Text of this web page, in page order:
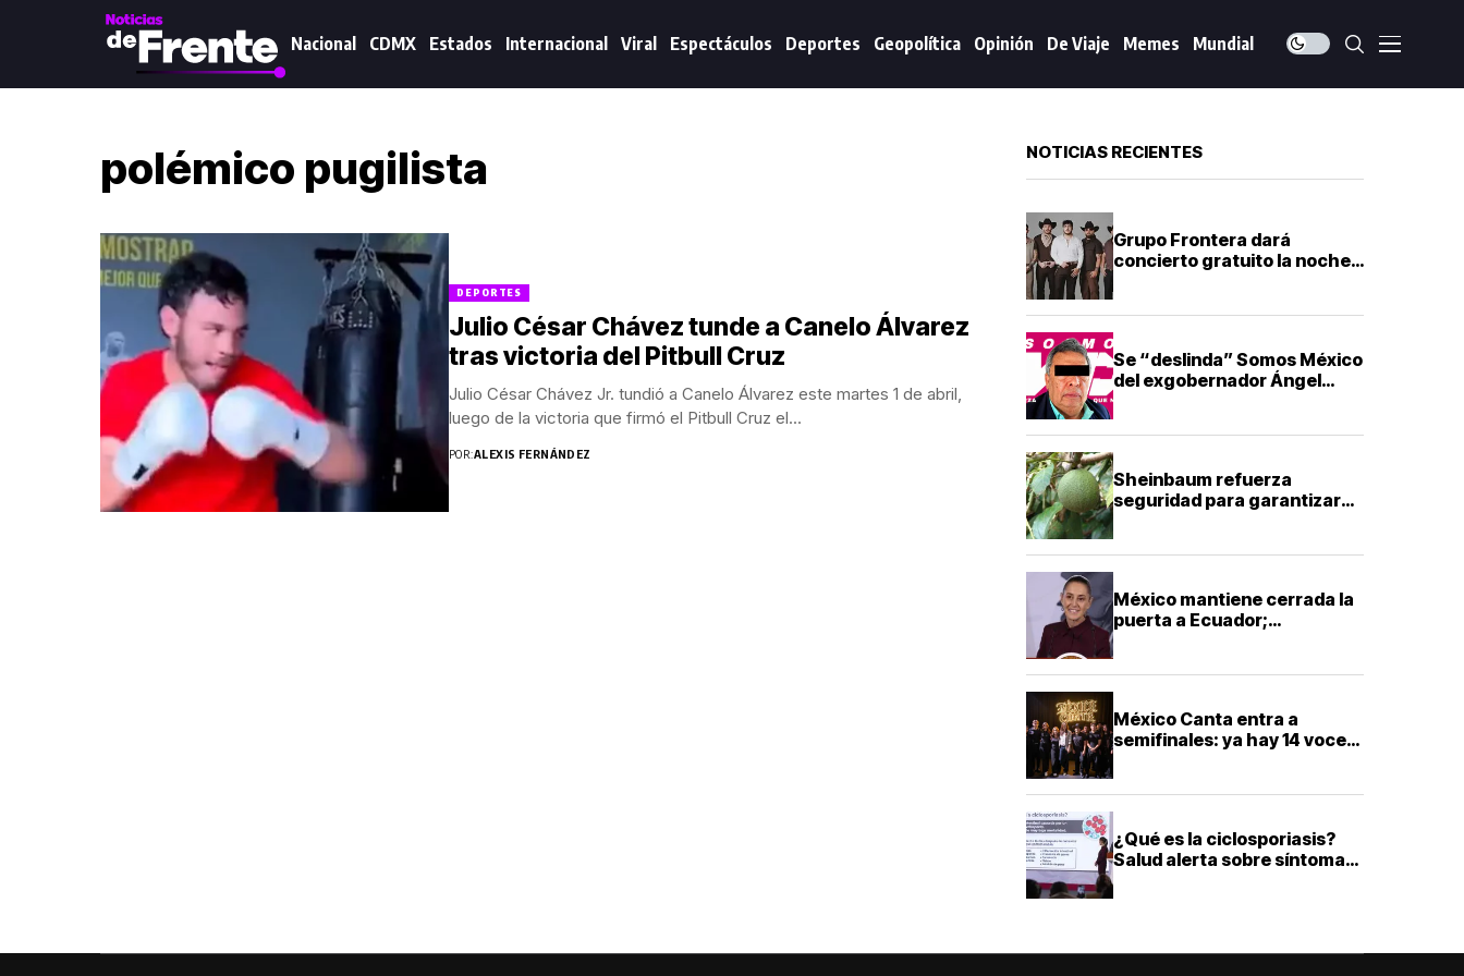
Nacional CDMX Estados Internacional Viral Espectáculos Deportes Geopolítica Opinión De Viaje Memes Mundial
polémico pugilista
DEPORTES
Julio César Chávez tunde a Canelo Álvarez
tras victoria del Pitbull Cruz
Julio César Chávez Jr. tundió a Canelo Álvarez este martes 1 de abril,
luego de la victoria que firmó el Pitbull Cruz el...
POR:ALEXIS FERNÁNDEZ
NOTICIAS RECIENTES
Grupo Frontera dará
concierto gratuito la noche
Se “deslinda” Somos México
del exgobernador Ángel
Sheinbaum refuerza
seguridad para garantizar
México mantiene cerrada la
puerta a Ecuador;
México Canta entra a
semifinales: ya hay 14 voces
¿Qué es la ciclosporiasis?
Salud alerta sobre síntomas